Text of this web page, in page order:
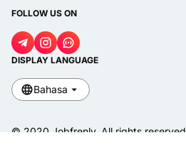
FOLLOW US ON
DISPLAY LANGUAGE
Bahasa
© 2020 Jobfrenly. All rights reserved.